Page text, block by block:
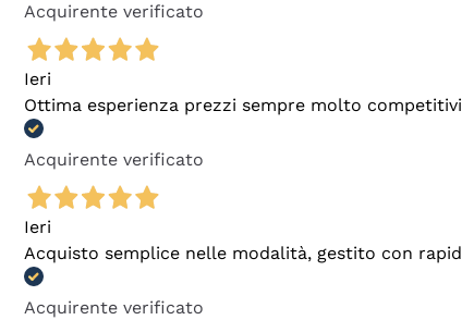
Acquirente verificato
Ieri
Ottima esperienza prezzi sempre molto
Acquirente verificato
Ieri
Acquisto semplice nelle modalità, gestito con
Acquirente verificato